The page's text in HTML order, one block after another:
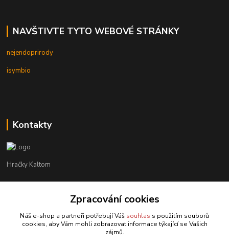
NAVŠTIVTE TYTO WEBOVÉ STRÁNKY
nejendoprirody
isymbio
Kontakty
Hračky Kaltom
+420 777 538 008
hrackykaltom@gmail.com
Zpracování cookies
Náš e-shop a partneři potřebují Váš souhlas s použitím souborů
cookies, aby Vám mohli zobrazovat informace týkající se Vašich
zájmů.